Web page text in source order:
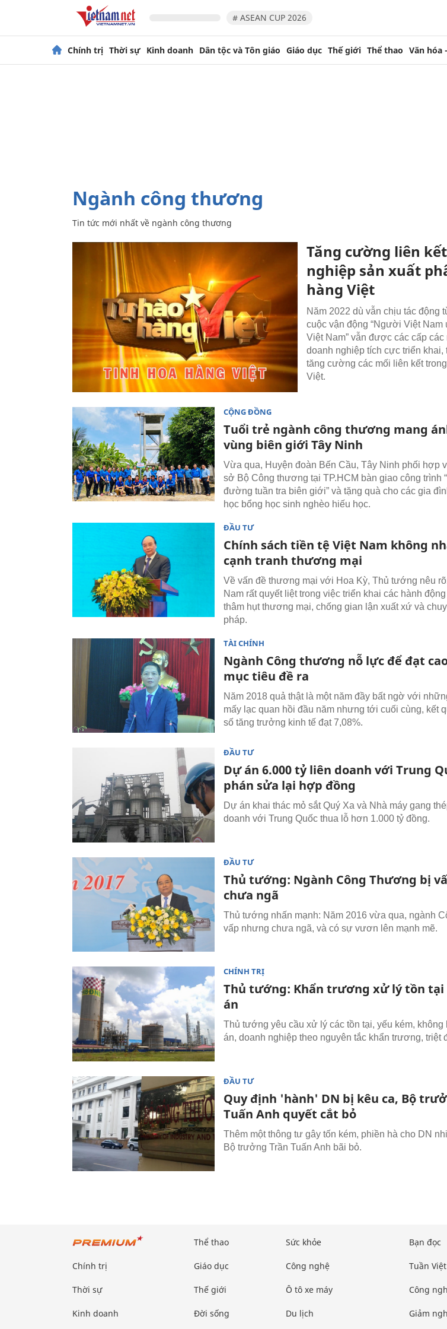
# ASEAN CUP 2026
Chính trị Thời sự Kinh doanh Dân tộc và Tôn giáo Giáo dục Thế giới Thể thao Văn hóa
ngành công thương
Tin tức mới nhất về ngành công thương
Tăng cường liên
nghiệp sản xuất
hàng Việt
Năm 2022 dù vẫn chịu tác động
cuộc vận động “Người Việt Nam
Việt Nam” vẫn được các cấp
doanh nghiệp tích cực triển khai,
tăng cường các mối liên kết
Việt.
CỘNG ĐỒNG
Tuổi trẻ ngành công thương mang
vùng biên giới Tây Ninh
Vừa qua, Huyện đoàn Bến Cầu, Tây Ninh phối hợp
sở Bộ Công thương tại TP.HCM bàn giao công trình
đường tuần tra biên giới” và tặng quà cho các gia
học bổng học sinh nghèo hiếu học.
ĐẦU TƯ
Chính sách tiền tệ Việt Nam không
cạnh tranh thương mại
Về vấn đề thương mại với Hoa Kỳ, Thủ tướng nêu
Nam rất quyết liệt trong việc triển khai các hành
thâm hụt thương mại, chống gian lận xuất xứ và
pháp.
TÀI CHÍNH
Ngành Công thương nỗ lực để đạt
mục tiêu đề ra
Năm 2018 quả thật là một năm đầy bất ngờ với
mấy lạc quan hồi đầu năm nhưng tới cuối cùng, kết
số tăng trưởng kinh tế đạt 7,08%.
ĐẦU TƯ
Dự án 6.000 tỷ liên doanh với Trung
phán sửa lại hợp đồng
Dự án khai thác mỏ sắt Quý Xa và Nhà máy gang
doanh với Trung Quốc thua lỗ hơn 1.000 tỷ đồng.
ĐẦU TƯ
Thủ tướng: Ngành Công Thương bị
chưa ngã
Thủ tướng nhấn mạnh: Năm 2016 vừa qua, ngành
vấp nhưng chưa ngã, và có sự vươn lên mạnh mẽ.
CHÍNH TRỊ
Thủ tướng: Khẩn trương xử lý tồn tại
án
Thủ tướng yêu cầu xử lý các tồn tại, yếu kém,
án, doanh nghiệp theo nguyên tắc khẩn trương, triệt
ĐẦU TƯ
Quy định 'hành' DN bị kêu ca, Bộ
Tuấn Anh quyết cắt bỏ
Thêm một thông tư gây tốn kém, phiền hà cho DN
Bộ trưởng Trần Tuấn Anh bãi bỏ.
Chính trị
Thời sự
Kinh doanh
Thể thao
Giáo dục
Thế giới
Đời sống
Sức khỏe
Công nghệ
Ô tô xe máy
Du lịch
Bạn đọc
Tuần
Công
Giảm